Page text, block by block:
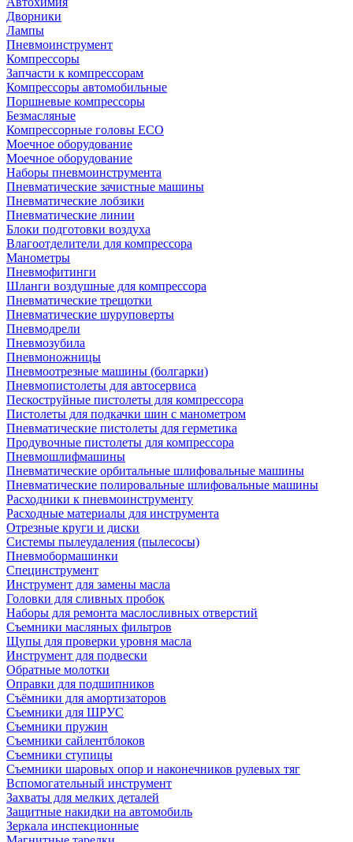
Дворники
Лампы
Пневмоинструмент
Компрессоры
Запчасти к компрессорам
Компрессоры автомобильные
Поршневые компрессоры
Безмасляные
Компрессорные головы ECO
Моечное оборудование
Моечное оборудование
Наборы пневмоинструмента
Пневматические зачистные машины
Пневматические лобзики
Пневматические линии
Блоки подготовки воздуха
Влагоотделители для компрессора
Манометры
Пневмофитинги
Шланги воздушные для компрессора
Пневматические трещотки
Пневматические шуруповерты
Пневмодрели
Пневмозубила
Пневмоножницы
Пневмоотрезные машины (болгарки)
Пневмопистолеты для автосервиса
Пескоструйные пистолеты для компрессора
Пистолеты для подкачки шин с манометром
Пневматические пистолеты для герметика
Продувочные пистолеты для компрессора
Пневмошлифмашины
Пневматические орбитальные шлифовальные машины
Пневматические полировальные шлифовальные машины
Расходники к пневмоинструменту
Расходные материалы для инструмента
Отрезные круги и диски
Системы пылеудаления (пылесосы)
Пневмобормашинки
Специнструмент
Инструмент для замены масла
Головки для сливных пробок
Наборы для ремонта маслосливных отверстий
Съемники масляных фильтров
Щупы для проверки уровня масла
Инструмент для подвески
Обратные молотки
Оправки для подшипников
Съёмники для амортизаторов
Съемники для ШРУС
Съемники пружин
Съемники сайлентблоков
Съемники ступицы
Съемники шаровых опор и наконечников рулевых тяг
Вспомогательный инструмент
Захваты для мелких деталей
Защитные накидки на автомобиль
Зеркала инспекционные